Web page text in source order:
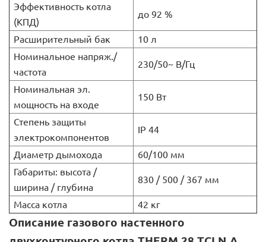
Эффективность котла
(КПД)
до 92 %
Расширительный бак
10 л
Номинальное напряж./
частота
230/50~ В/Гц
Номинальная эл.
мощность на входе
150 Вт
Степень защиты
электрокомпонентов
IP 44
Диаметр дымохода
60/100 мм
Габариты: высота /
ширина / глубина
830 / 500 / 367 мм
Масса котла 42 кг
Описание газового настенного